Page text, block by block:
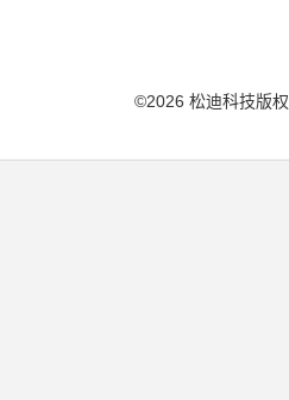
©2026 松迪科技版